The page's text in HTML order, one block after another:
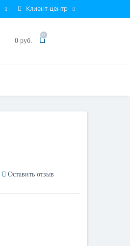
Клиент-центр
0 руб.
0
Оставить отзыв